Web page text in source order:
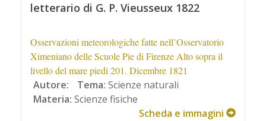
letterario di G. P. Vieusseux 1822
Osservazioni meteorologiche fatte nell’Osservatorio
Ximeniano delle Scuole Pie di Firenze Alto sopra il
livello del mare piedi 201. Dicembre 1821
Autore: Tema: Scienze naturali
Materia: Scienze fisiche
Scheda e immagini